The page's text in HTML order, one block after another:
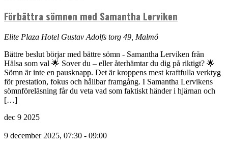
Förbättra sömnen med Samantha Lerviken
Elite Plaza Hotel Gustav Adolfs torg 49, Malmö
Bättre beslut börjar med bättre sömn - Samantha Lerviken från
Hälsa som val 🌟 Sover du – eller återhämtar du dig på riktigt? 🌟
Sömn är inte en pausknapp. Det är kroppens mest kraftfulla verktyg
för prestation, fokus och hållbar framgång. I Samantha Lervikens
sömnföreläsning får du veta vad som faktiskt händer i hjärnan och
[…]
dec 9 2025
9 december 2025, 07:30 - 09:00